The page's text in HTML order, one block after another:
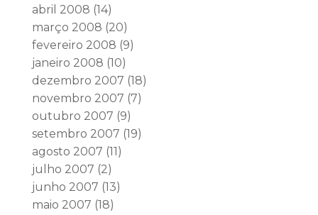
abril 2008 (14)
março 2008 (20)
fevereiro 2008 (9)
janeiro 2008 (10)
dezembro 2007 (18)
novembro 2007 (7)
outubro 2007 (9)
setembro 2007 (19)
agosto 2007 (11)
julho 2007 (2)
junho 2007 (13)
maio 2007 (18)